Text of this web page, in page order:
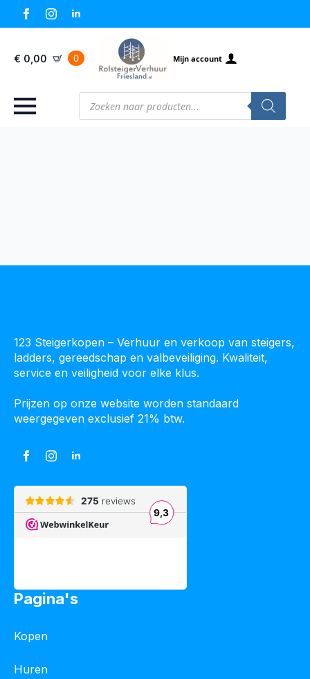
€ 0,00 0 Mijn account
Producten
zoeken
123 Steigerkopen – Verhuur en verkoop van steigers,
ladders, gereedschap en valbeveiliging. Kwaliteit,
service en veiligheid voor elke klus.
Prijzen op onze website worden standaard
weergegeven exclusief 21% btw.
Pagina's
Kopen
Huren